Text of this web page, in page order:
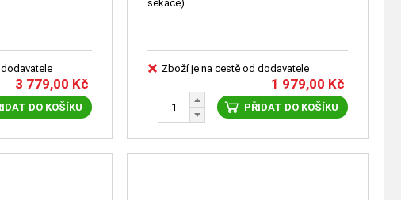
3 779,00 Kč
DO KOŠÍKU
sekáče)
Zboží je na cestě od dodavatele
1 979,00 Kč
PŘIDAT DO KOŠÍKU